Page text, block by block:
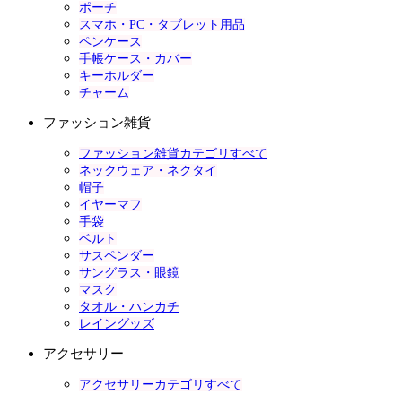
ポーチ
スマホ・PC・タブレット用品
ペンケース
手帳ケース・カバー
キーホルダー
チャーム
ファッション雑貨
ファッション雑貨カテゴリすべて
ネックウェア・ネクタイ
帽子
イヤーマフ
手袋
ベルト
サスペンダー
サングラス・眼鏡
マスク
タオル・ハンカチ
レイングッズ
アクセサリー
アクセサリーカテゴリすべて